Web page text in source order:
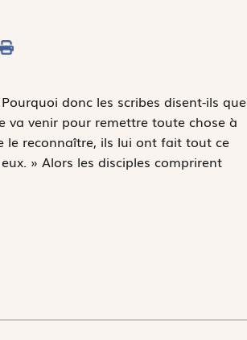
donc les scribes disent-ils que
va venir pour remettre toute chose à
le reconnaître, ils lui ont fait tout ce
» Alors les disciples comprirent